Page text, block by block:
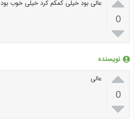
0

عالی بود خیلی کمکم کرد خیلی خوب بود
نویسنده

0

عالی